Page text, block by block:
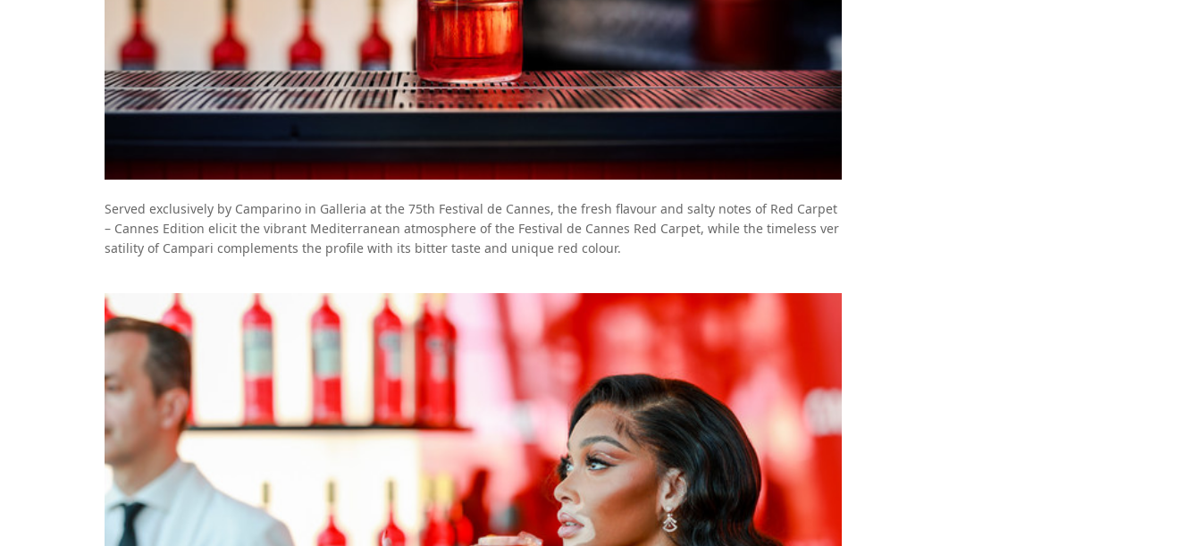
Served exclusively by Camparino in Galleria at the 75th Festival de Cannes, the fresh flavour and salty notes of Red Carpet
– Cannes Edition elicit the vibrant Mediterranean atmosphere of the Festival de Cannes Red Carpet, while the timeless ver
satility of Campari complements the profile with its bitter taste and unique red colour.